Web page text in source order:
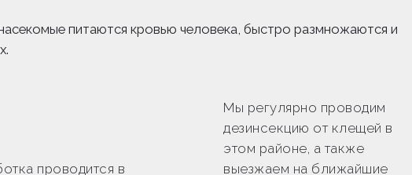
питаются кровью человека, быстро размножаются и
проводится в
Мы регулярно проводим
дезинсекцию от клещей в
этом районе, а также
выезжаем на ближайшие